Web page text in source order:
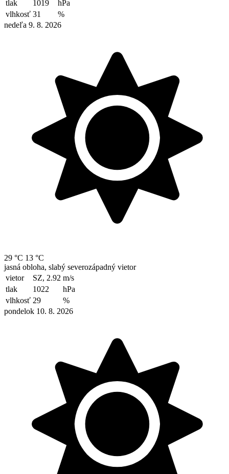
tlak
1019
hPa
vlhkosť 31
%
nedeľa 9. 8. 2026
29 °C 13 °C
jasná obloha, slabý severozápadný vietor
vietor
SZ, 2.92 m/s
tlak
1022
hPa
vlhkosť 29
%
pondelok 10. 8. 2026